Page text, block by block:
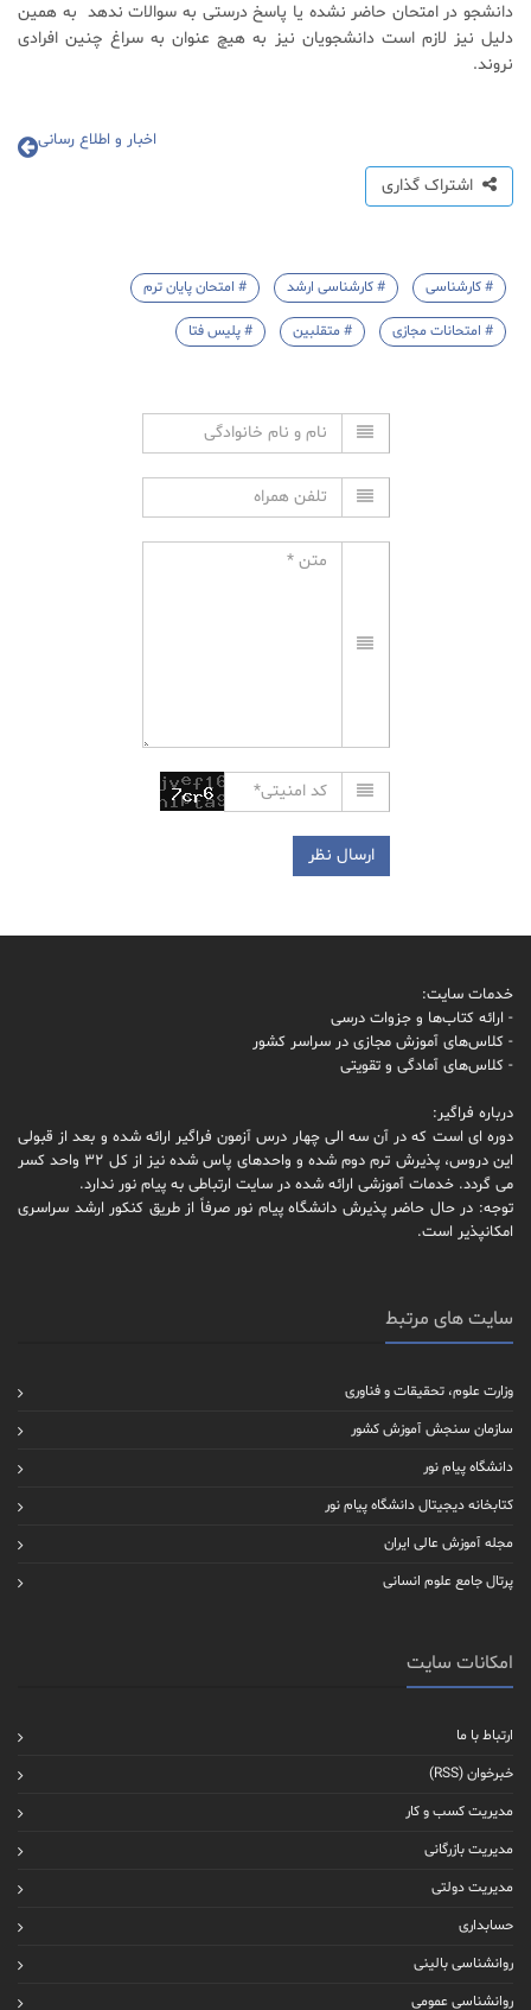
دانشجو در امتحان حاضر نشده یا پاسخ درستی به سوالات ندهد به همین
دلیل نیز لازم است دانشجویان نیز به هیچ عنوان به سراغ چنین افرادی
نروند.
اخبار و اطلاع رسانی
اشتراک گذاری
# کارشناسی # کارشناسی ارشد # امتحان پایان ترم
# امتحانات مجازی # متقلبین # پلیس فتا
خدمات سایت:
- ارائه کتاب‌ها و جزوات درسی
- کلاس‌های آموزش مجازی در سراسر کشور
- کلاس‌های آمادگی و تقویتی
درباره فراگیر:
دوره ای است که در آن سه الی چهار درس آزمون فراگیر ارائه شده و بعد از قبولی
این دروس، پذیرش ترم دوم شده و واحدهای پاس شده نیز از کل 32 واحد کسر
می گردد. خدمات آموزشی ارائه شده در سایت ارتباطی به پیام نور ندارد.
توجه: در حال حاضر پذیرش دانشگاه پیام نور صرفاً از طریق کنکور ارشد سراسری
امکانپذیر است.
سایت های مرتبط
وزارت علوم، تحقیقات و فناوری
سازمان سنجش آموزش کشور
دانشگاه پیام نور
کتابخانه دیجیتال دانشگاه پیام نور
مجله آموزش عالی ایران
پرتال جامع علوم انسانی
امکانات سایت
ارتباط با ما
خبرخوان (RSS)
مدیریت کسب و کار
مدیریت بازرگانی
مدیریت دولتی
حسابداری
روانشناسی بالینی
روانشناسی عمومی